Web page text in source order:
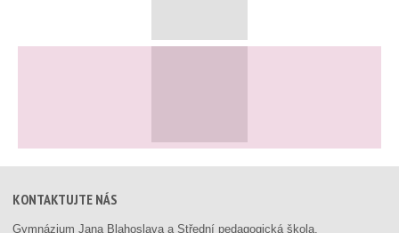
KONTAKTUJTE NÁS
Gymnázium Jana Blahoslava a Střední pedagogická škola,